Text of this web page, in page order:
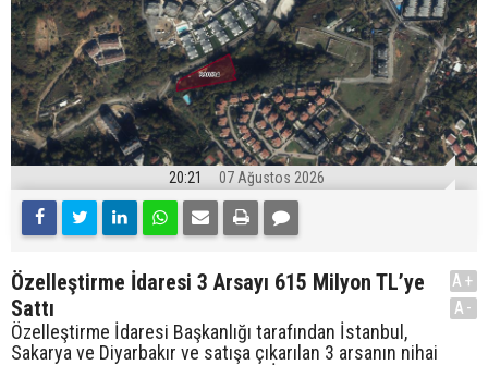
20:21 07 Ağustos 2026
Özelleştirme İdaresi 3 Arsayı 615 Milyon TL’ye
Sattı
Özelleştirme İdaresi Başkanlığı tarafından İstanbul,
Sakarya ve Diyarbakır ve satışa çıkarılan 3 arsanın nihai
A+
A-